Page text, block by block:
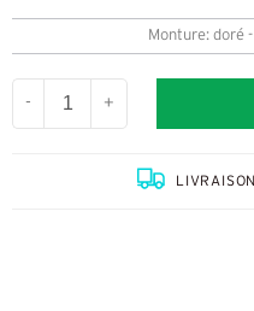
Monture: doré
- +